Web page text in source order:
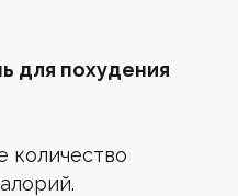
для похудения
количество